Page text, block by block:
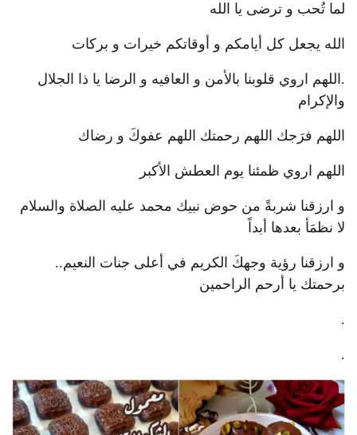
لما تُحب و ترضى يا الله
الله يجعل كل أيامكم و أوقاتكم خيرات و بركات
.اللهم اروي قلوبنا بالأمن و العافيه و الرضا يا ذا الجلال
والإكرام
اللهم فرَجك اللهم رحمتك اللهم عفوكَ و رضاك
اللهم اروي ظمئنا يوم العطش الأكبر
و ارزقنا شربةً من حوض نبيك محمد عليه الصلاة والسلام
لا نظمَأ بعدها أبداً
و ارزقنا رؤية وجهكَ الكريم في أعلى جنات النعيم..
برحمتك يا أرحم الراحمين
.
.